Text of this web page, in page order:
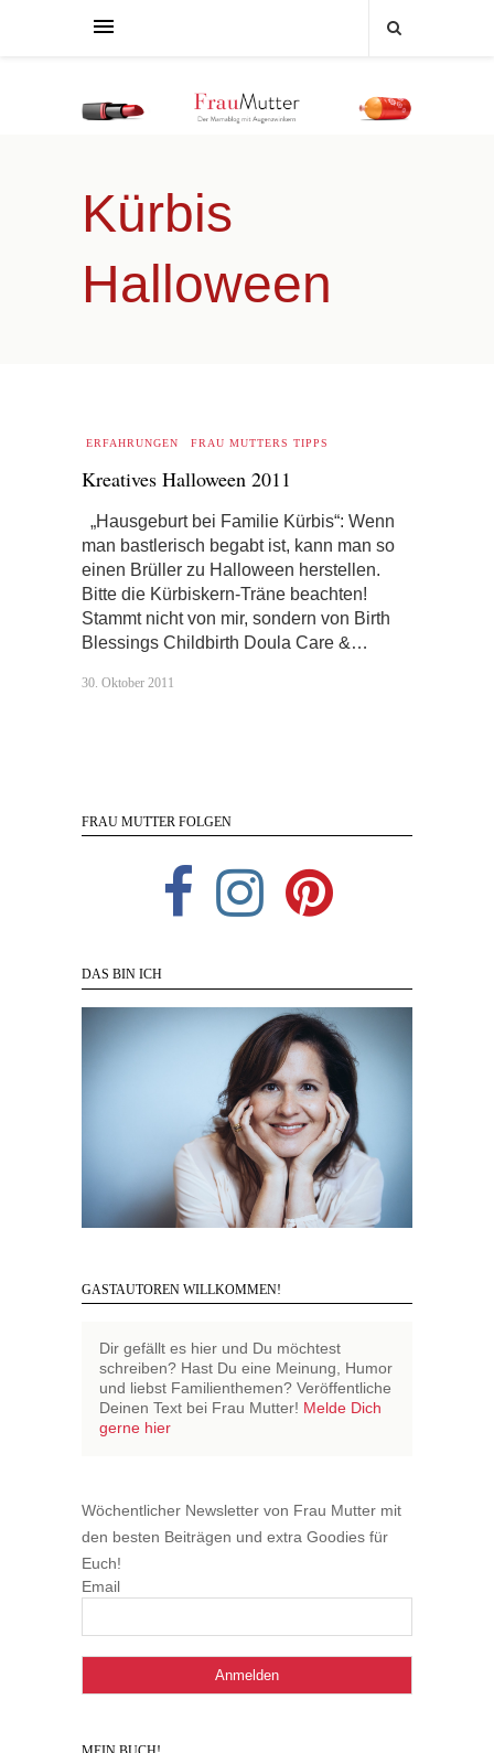
Kürbis
Halloween
ERFAHRUNGEN FRAU MUTTERS TIPPS
Kreatives Halloween 2011
„Hausgeburt bei Familie Kürbis“: Wenn
man bastlerisch begabt ist, kann man so
einen Brüller zu Halloween herstellen.
Bitte die Kürbiskern-Träne beachten!
Stammt nicht von mir, sondern von Birth
Blessings Childbirth Doula Care &…
30. Oktober 2011
FRAU MUTTER FOLGEN
DAS BIN ICH
GASTAUTOREN WILLKOMMEN!
Dir gefällt es hier und Du möchtest
schreiben? Hast Du eine Meinung, Humor
und liebst Familienthemen? Veröffentliche
Deinen Text bei Frau Mutter! Melde Dich
gerne hier
Wöchentlicher Newsletter von Frau Mutter mit
den besten Beiträgen und extra Goodies für
Euch!
Email